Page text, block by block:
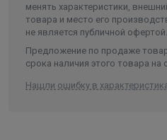
Высота в упаковке, см.
Вес в упаковке, кг
Высота
менять характеристики,
товара и место его
не является публичной офертой.
Предложение по продаже
срока наличия этого товара на
Нашли ошибку в